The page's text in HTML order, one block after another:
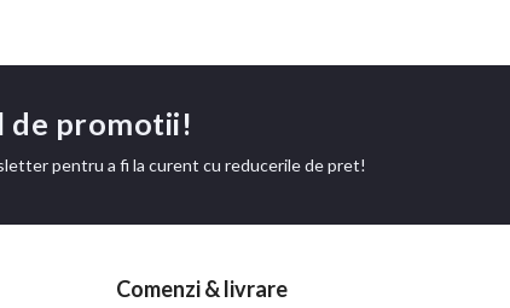
de promotii!
pentru a fi la curent cu reducerile de pret!
Comenzi & livrare